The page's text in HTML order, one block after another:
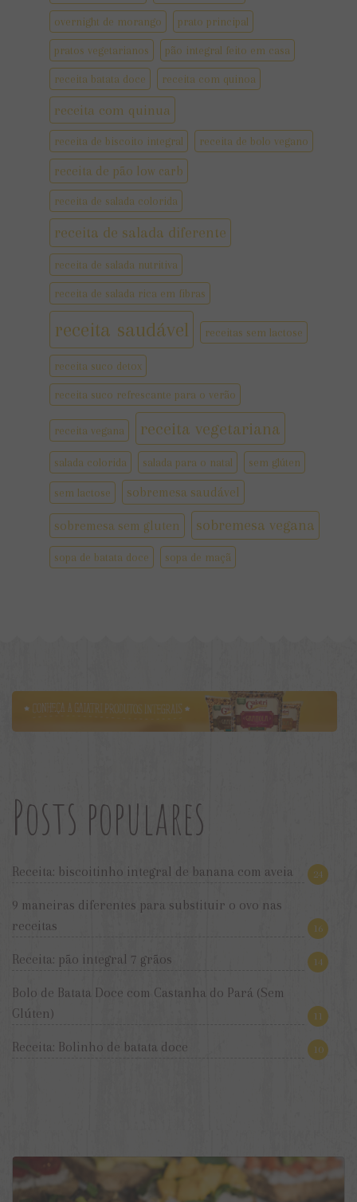
overnight de morango prato principal
pratos vegetarianos pão integral feito em casa
receita batata doce receita com quinoa
receita com quinua
receita de biscoito integral receita de bolo vegano
receita de pão low carb
receita de salada colorida
receita de salada diferente
receita de salada nutritiva
receita de salada rica em fibras
receita saudável receitas sem lactose
receita suco detox
receita suco refrescante para o verão
receita vegana receita vegetariana
salada colorida salada para o natal sem glúten
sem lactose sobremesa saudável
sobremesa sem gluten sobremesa vegana
sopa de batata doce sopa de maçã
Posts populares
Receita: biscoitinho integral de banana com aveia 24
9 maneiras diferentes para substituir o ovo nas
receitas
16
Receita: pão integral 7 grãos 14
Bolo de Batata Doce com Castanha do Pará (Sem
Glúten)
11
Receita: Bolinho de batata doce 10